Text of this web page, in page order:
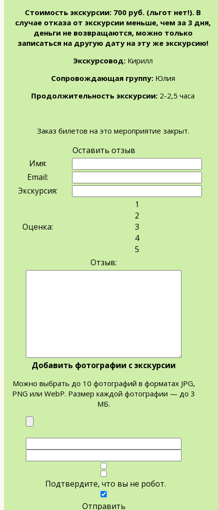
Стоимость экскурсии: 700 руб. (льгот нет!). В
случае отказа от экскурсии меньше, чем за 3 дня,
деньги не возвращаются, можно только
записаться на другую дату на эту же экскурсию!
Экскурсовод: Кирилл
Сопровождающая группу:Юлия
Продолжительность экскурсии: 2-2,5 часа
Заказ билетов на это мероприятие закрыт.
Оставить отзыв
Имя:
Email:
Экскурсия:
Оценка:
1
2
3
4
5
Отзыв:
Добавить фотографии с экскурсии
Можно выбрать до 10 фотографий в форматах JPG,
PNG или WebP. Размер каждой фотографии — до 3
МБ.
Подтвердите, что вы не робот.
Отправить